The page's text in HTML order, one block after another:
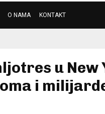
O NAMA KONTAKT
u New
i